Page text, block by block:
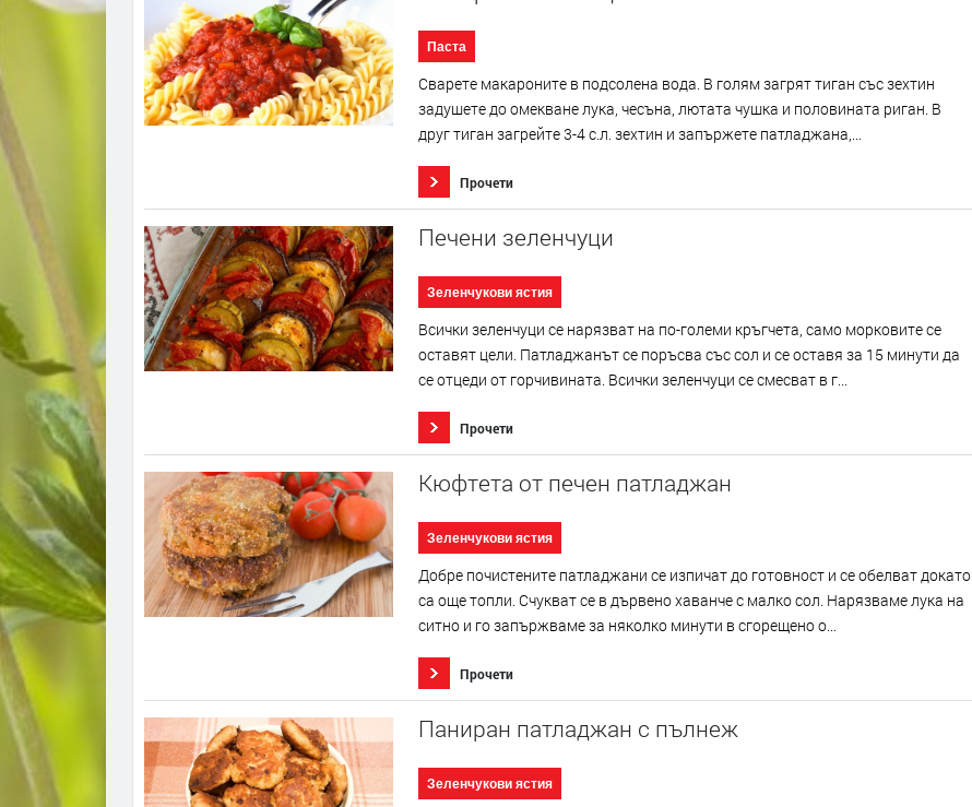
Паста
Сварете макароните в подсолена вода. В голям загрят тиган със зехтин
задушете до омекване лука, чесъна, лютата чушка и половината риган. В
друг тиган загрейте 3-4 с.л. зехтин и запържете патладжана,...
Прочети
Печени зеленчуци
Зеленчукови ястия
Всички зеленчуци се нарязват на по-големи кръгчета, само морковите се
оставят цели. Патладжанът се поръсва със сол и се оставя за 15 минути да
се отцеди от горчивината. Всички зеленчуци се смесват в г...
Прочети
Кюфтета от печен патладжан
Зеленчукови ястия
Добре почистените патладжани се изпичат до готовност и се обелват докато
са още топли. Счукват се в дървено хаванче с малко сол. Нарязваме лука на
ситно и го запържваме за няколко минути в сгорещено о...
Прочети
Паниран патладжан с пълнеж
Зеленчукови ястия